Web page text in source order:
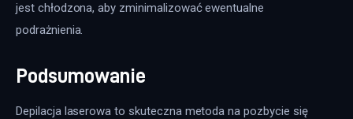
jest chłodzona, aby zminimalizować ewentualne
podrażnienia.
Podsumowanie
Depilacja laserowa to skuteczna metoda na pozbycie się